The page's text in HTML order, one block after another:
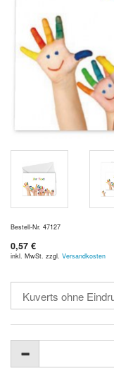
Bestell-Nr. 47127
0,57 €
inkl. MwSt. zzgl. Versandkosten